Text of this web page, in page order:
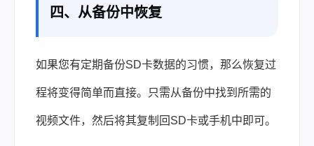
四、从备份中恢复
如果您有定期备份SD卡数据的习惯，那么恢复过
程将变得简单而直接。只需从备份中找到所需的
视频文件，然后将其复制回SD卡或手机中即可。